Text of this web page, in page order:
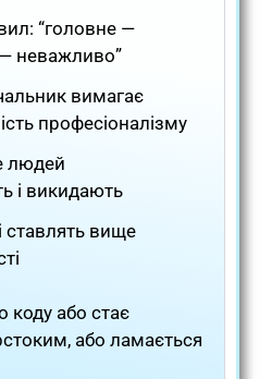
“головне —
— неважливо”
вимагає
професіоналізму
людей
і викидають
ставлять вище
коду або стає
або ламається